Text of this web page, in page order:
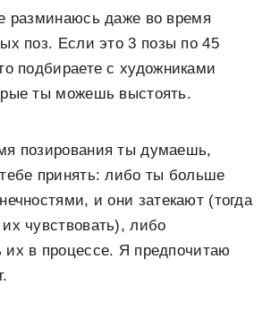
разминаюсь даже во время
поз. Если это 3 позы по 45
подбираете с художниками
ты можешь выстоять.
позирования ты думаешь,
принять: либо ты больше
и они затекают (тогда
чувствовать), либо
в процессе. Я предпочитаю